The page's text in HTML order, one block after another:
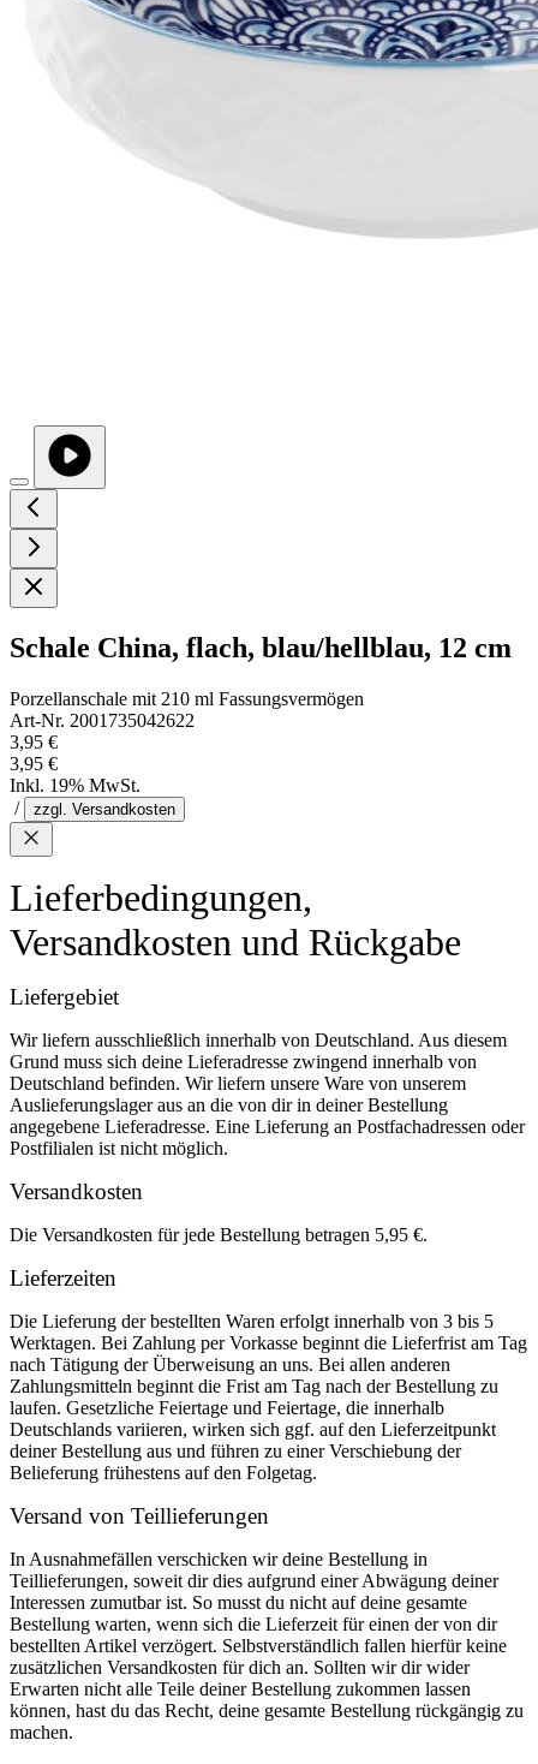
Schale China, flach, blau/hellblau, 12 cm
Porzellanschale mit 210 ml Fassungsvermögen
Art-Nr. 2001735042622
3,95 €
3,95 €
Inkl. 19% MwSt.
/
zzgl. Versandkosten
Lieferbedingungen,
Versandkosten und Rückgabe
Liefergebiet
Wir liefern ausschließlich innerhalb von Deutschland. Aus diesem
Grund muss sich deine Lieferadresse zwingend innerhalb von
Deutschland befinden. Wir liefern unsere Ware von unserem
Auslieferungslager aus an die von dir in deiner Bestellung
angegebene Lieferadresse. Eine Lieferung an Postfachadressen oder
Postfilialen ist nicht möglich.
Versandkosten
Die Versandkosten für jede Bestellung betragen 5,95 €.
Lieferzeiten
Die Lieferung der bestellten Waren erfolgt innerhalb von 3 bis 5
Werktagen. Bei Zahlung per Vorkasse beginnt die Lieferfrist am Tag
nach Tätigung der Überweisung an uns. Bei allen anderen
Zahlungsmitteln beginnt die Frist am Tag nach der Bestellung zu
laufen. Gesetzliche Feiertage und Feiertage, die innerhalb
Deutschlands variieren, wirken sich ggf. auf den Lieferzeitpunkt
deiner Bestellung aus und führen zu einer Verschiebung der
Belieferung frühestens auf den Folgetag.
Versand von Teillieferungen
In Ausnahmefällen verschicken wir deine Bestellung in
Teillieferungen, soweit dir dies aufgrund einer Abwägung deiner
Interessen zumutbar ist. So musst du nicht auf deine gesamte
Bestellung warten, wenn sich die Lieferzeit für einen der von dir
bestellten Artikel verzögert. Selbstverständlich fallen hierfür keine
zusätzlichen Versandkosten für dich an. Sollten wir dir wider
Erwarten nicht alle Teile deiner Bestellung zukommen lassen
können, hast du das Recht, deine gesamte Bestellung rückgängig zu
machen.